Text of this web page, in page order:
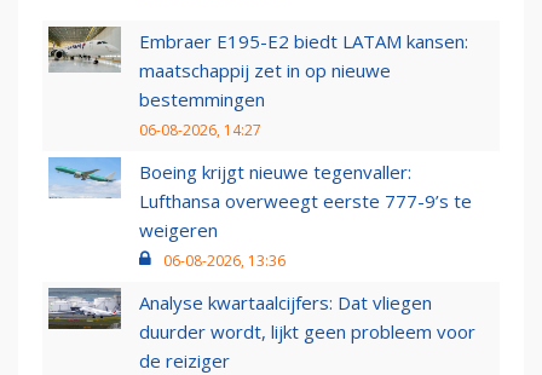
Embraer E195-E2 biedt LATAM kansen:
maatschappij zet in op nieuwe
bestemmingen
06-08-2026, 14:27
Boeing krijgt nieuwe tegenvaller:
Lufthansa overweegt eerste 777-9’s te
weigeren
06-08-2026, 13:36
Analyse kwartaalcijfers: Dat vliegen
duurder wordt, lijkt geen probleem voor
de reiziger